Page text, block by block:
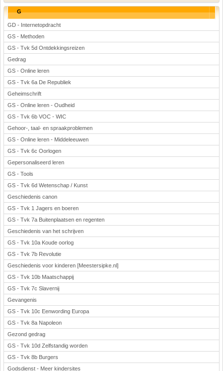
G
GD - Internetopdracht
GS - Methoden
GS - Tvk 5d Ontdekkingsreizen
Gedrag
GS - Online leren
GS - Tvk 6a De Republiek
Geheimschrift
GS - Online leren - Oudheid
GS - Tvk 6b VOC - WIC
Gehoor-, taal- en spraakproblemen
GS - Online leren - Middeleeuwen
GS - Tvk 6c Oorlogen
Gepersonaliseerd leren
GS - Tools
GS - Tvk 6d Wetenschap / Kunst
Geschiedenis canon
GS - Tvk 1 Jagers en boeren
GS - Tvk 7a Buitenplaatsen en regenten
Geschiedenis van het schrijven
GS - Tvk 10a Koude oorlog
GS - Tvk 7b Revolutie
Geschiedenis voor kinderen [Meestersipke.nl]
GS - Tvk 10b Maatschappij
GS - Tvk 7c Slavernij
Gevangenis
GS - Tvk 10c Eenwording Europa
GS - Tvk 8a Napoleon
Gezond gedrag
GS - Tvk 10d Zelfstandig worden
GS - Tvk 8b Burgers
Godsdienst - Meer kindersites